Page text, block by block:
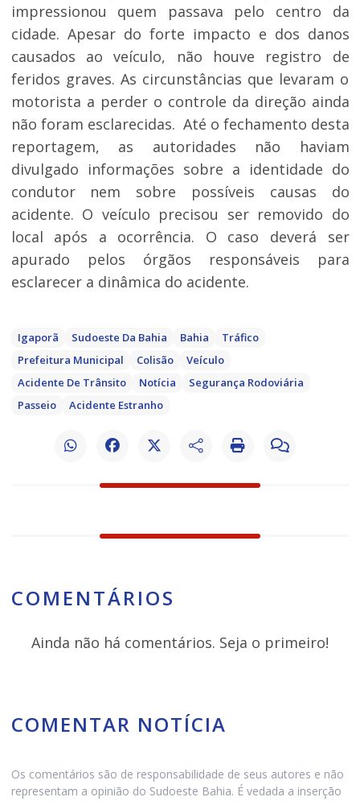
impressionou quem passava pelo centro da
cidade. Apesar do forte impacto e dos danos
causados ao veículo, não houve registro de
feridos graves. As circunstâncias que levaram o
motorista a perder o controle da direção ainda
não foram esclarecidas. Até o fechamento desta
reportagem, as autoridades não haviam
divulgado informações sobre a identidade do
condutor nem sobre possíveis causas do
acidente. O veículo precisou ser removido do
local após a ocorrência. O caso deverá ser
apurado pelos órgãos responsáveis para
esclarecer a dinâmica do acidente.
Igaporã Sudoeste Da Bahia Bahia
Tráfico
Prefeitura Municipal
Colisão
Veículo
Acidente De Trânsito
Notícia
Segurança Rodoviária
Passeio
Acidente Estranho
COMENTÁRIOS
Ainda não há comentários. Seja o primeiro!
COMENTAR NOTÍCIA
Os comentários são de responsabilidade de seus autores e não
representam a opinião do Sudoeste Bahia. É vedada a inserção